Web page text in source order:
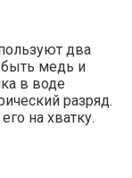
два
медь и
в воде
разряд.
на хватку.